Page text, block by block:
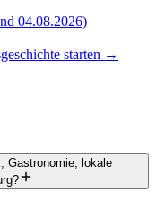
04.08.2026)
starten →
Gastronomie, lokale